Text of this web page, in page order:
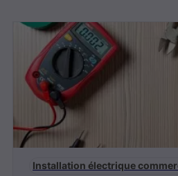
Installation électrique